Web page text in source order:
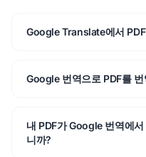
Google Translate에서
Google 번역으로 PDF를
내 PDF가 Google 번역에
니까?